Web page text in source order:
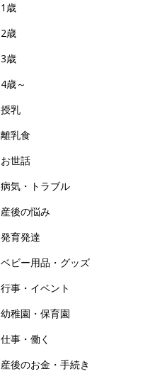
1歳
2歳
3歳
4歳～
授乳
離乳食
お世話
病気・トラブル
産後の悩み
発育発達
ベビー用品・グッズ
行事・イベント
幼稚園・保育園
仕事・働く
産後のお金・手続き